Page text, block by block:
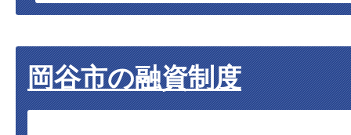
岡谷市の融資制度